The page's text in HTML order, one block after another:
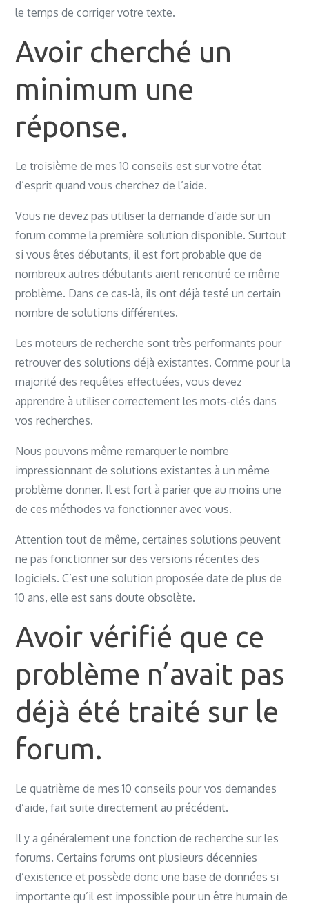
le temps de corriger votre texte.
Avoir cherché un
minimum une
réponse.
Le troisième de mes 10 conseils est sur votre état
d’esprit quand vous cherchez de l’aide.
Vous ne devez pas utiliser la demande d’aide sur un
forum comme la première solution disponible. Surtout
si vous êtes débutants, il est fort probable que de
nombreux autres débutants aient rencontré ce même
problème. Dans ce cas-là, ils ont déjà testé un certain
nombre de solutions différentes.
Les moteurs de recherche sont très performants pour
retrouver des solutions déjà existantes. Comme pour la
majorité des requêtes effectuées, vous devez
apprendre à utiliser correctement les mots-clés dans
vos recherches.
Nous pouvons même remarquer le nombre
impressionnant de solutions existantes à un même
problème donner. Il est fort à parier que au moins une
de ces méthodes va fonctionner avec vous.
Attention tout de même, certaines solutions peuvent
ne pas fonctionner sur des versions récentes des
logiciels. C’est une solution proposée date de plus de
10 ans, elle est sans doute obsolète.
Avoir vérifié que ce
problème n’avait pas
déjà été traité sur le
forum.
Le quatrième de mes 10 conseils pour vos demandes
d’aide, fait suite directement au précédent.
Il y a généralement une fonction de recherche sur les
forums. Certains forums ont plusieurs décennies
d’existence et possède donc une base de données si
importante qu’il est impossible pour un être humain de